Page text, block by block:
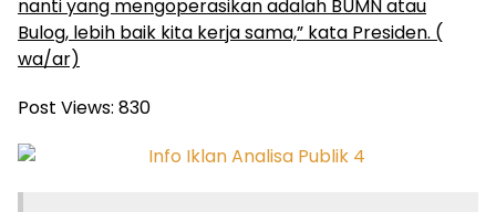
nanti yang mengoperasikan adalah BUMN atau
Bulog, lebih baik kita kerja sama,” kata Presiden. (
wa/ar)
Post Views: 830